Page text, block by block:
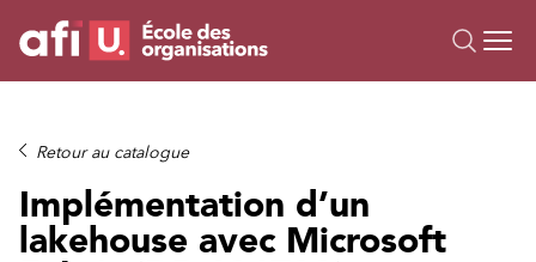
Formations
Campus IA
Sur mesure
Retour au catalogue
Implémentation d’un
lakehouse avec Microsoft